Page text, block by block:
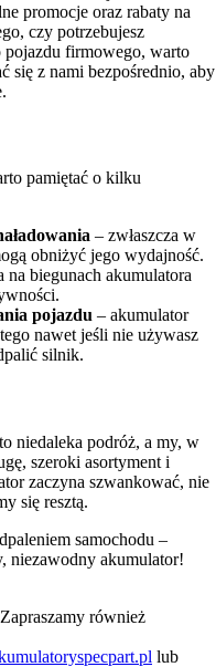
promocje oraz rabaty na
czy potrzebujesz
pojazdu firmowego, warto
się z nami bezpośrednio, aby
pamiętać o kilku
– zwłaszcza w
obniżyć jego wydajność.
na biegunach akumulatora
pojazdu – akumulator
nawet jeśli nie używasz
silnik.
niedaleka podróż, a my, w
szeroki asortyment i
zaczyna szwankować, nie
się resztą.
samochodu –
niezawodny akumulator!
również
lub